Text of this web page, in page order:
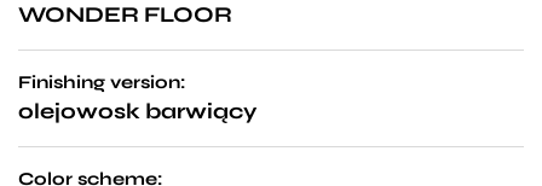
WONDER FLOOR
Finishing version:
olejowosk barwiący
Color scheme: